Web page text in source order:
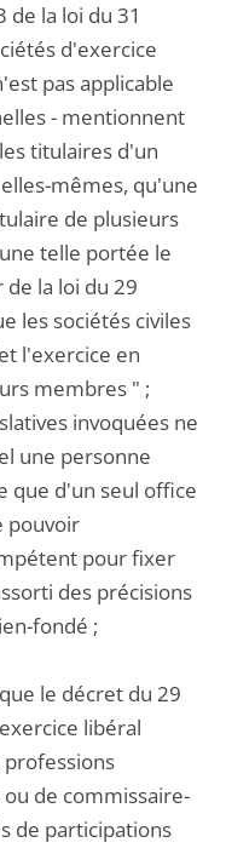
la loi du 31
d'exercice
pas applicable
- mentionnent
titulaires d'un
mêmes, qu'une
de plusieurs
telle portée le
la loi du 29
les sociétés civiles
l'exercice en
membres " ;
invoquées ne
une personne
que d'un seul office
pouvoir
pour fixer
des précisions
fondé ;
le décret du 29
libéral
de commissaire-
de participations